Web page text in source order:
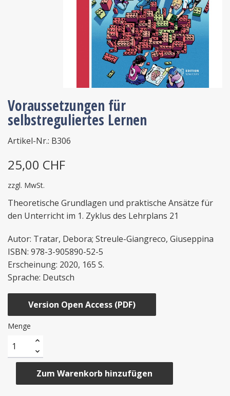
Voraussetzungen für
selbstreguliertes Lernen
Artikel-Nr.: B306
25,00 CHF
zzgl. MwSt.
Theoretische Grundlagen und praktische Ansätze für
den Unterricht im 1. Zyklus des Lehrplans 21
Autor: Tratar, Debora; Streule-Giangreco, Giuseppina
ISBN: 978-3-905890-52-5
Erscheinung: 2020, 165 S.
Sprache: Deutsch
Version Open Access (PDF)
Menge
Zum Warenkorb hinzufügen